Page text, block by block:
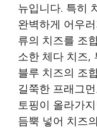
뉴입니다. 특히
완벽하게 어우
류의 치즈를 조
소한 체다 치즈,
블루 치즈의 조
길쭉한 프래그
토핑이 올라가
듬뿍 넣어 치즈